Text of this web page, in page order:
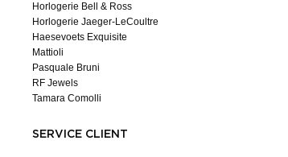
Horlogerie Bell & Ross
Horlogerie Jaeger-LeCoultre
Haesevoets Exquisite
Mattioli
Pasquale Bruni
RF Jewels
Tamara Comolli
SERVICE CLIENT